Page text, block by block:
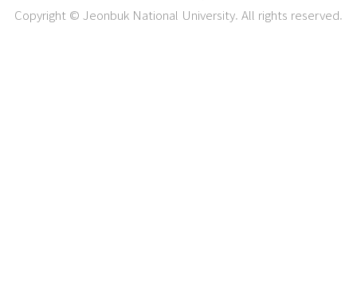
Copyright © Jeonbuk National University. All rights reserved.